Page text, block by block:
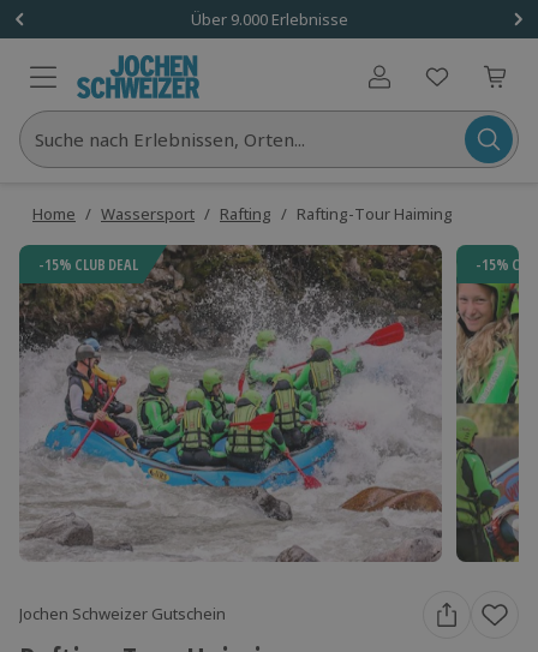
Über 9.000 Erlebnisse
Benutzerkonto
Suche nach Erlebnissen, Orten...
Home / Wassersport / Rafting / Rafting-Tour Haiming
-15% CLUB DEAL -15%
Jochen Schweizer Gutschein